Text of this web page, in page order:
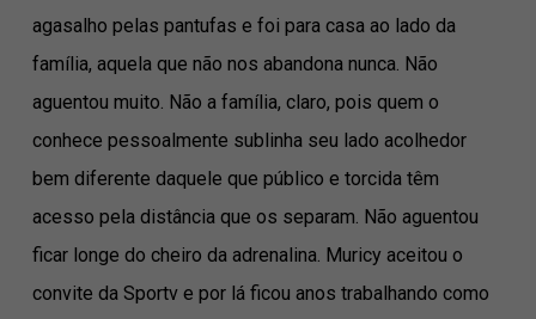
agasalho pelas pantufas e foi para casa ao lado da
família, aquela que não nos abandona nunca. Não
aguentou muito. Não a família, claro, pois quem o
conhece pessoalmente sublinha seu lado acolhedor
bem diferente daquele que público e torcida têm
acesso pela distância que os separam. Não aguentou
ficar longe do cheiro da adrenalina. Muricy aceitou o
convite da Sportv e por lá ficou anos trabalhando como